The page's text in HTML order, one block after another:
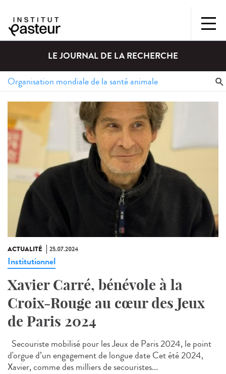
LE JOURNAL DE LA RECHERCHE
ACTUALITÉ 25.07.2024
Institutionnel
Xavier Carré, bénévole à la
Croix-Rouge au cœur des Jeux
de Paris 2024
Secouriste mobilisé pour les Jeux de Paris 2024, le point
d'orgue d’un engagement de longue date Cet été 2024,
Xavier, comme des milliers de secouristes...